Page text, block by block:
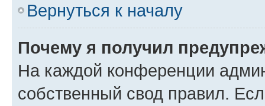
Вернуться к началу
Почему я получил
На каждой конференции
собственный свод правил.